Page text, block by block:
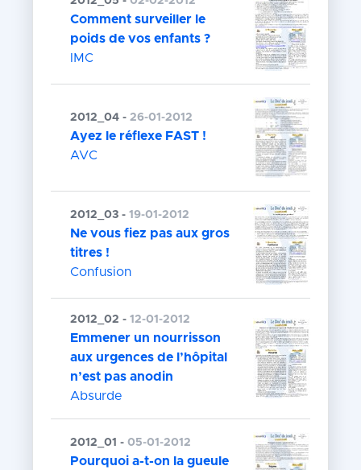
Comment surveiller le
poids de vos enfants ?
IMC
2012_04 -26-01-2012
Ayez le réflexe FAST !
AVC
2012_03 -19-01-2012
Ne vous fiez pas aux gros
titres !
Confusion
2012_02 -12-01-2012
Emmener un nourrisson
aux urgences de l’hôpital
n’est pas anodin
Absurde
2012_01 -05-01-2012
Pourquoi a-t-on la gueule